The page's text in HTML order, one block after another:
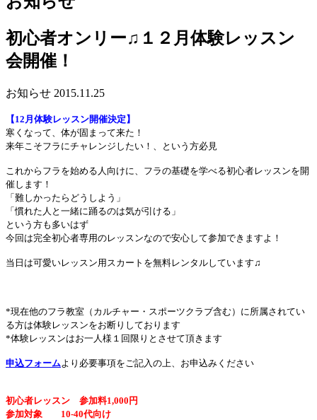
初心者オンリー♫１２月体験レッスン
会開催！
お知らせ 2015.11.25
【12 月体験レッスン開催決定】
寒くなって、体が固まって来た！
来年こそフラにチャレンジしたい！、という方必見
これからフラを始める人向けに、フラの基礎を学べる初心者レッスンを開
催します！
「難しかったらどうしよう」
「慣れた人と一緒に踊るのは気が引ける」
という方も多いはず
今回は完全初心者専用のレッスンなので安心して参加できますよ！
当日は可愛いレッスン用スカートを無料レンタルしています♫
*現在他のフラ教室（カルチャー・スポーツクラブ含む）に所属されてい
る方は体験レッスンをお断りしております
*体験レッスンはお一人様１回限りとさせて頂きます
申込フォーム より必要事項をご記入の上、お申込みください
初心者レッスン 参加料1,000円
参加対象 10-40代向け